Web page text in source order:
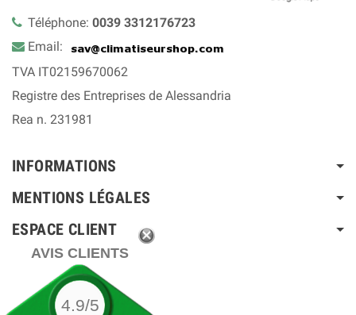
Téléphone: 0039 3312176723
Email:
TVA IT02159670062
Registre des Entreprises de Alessandria
Rea n. 231981
INFORMATIONS
MENTIONS LÉGALES
ESPACE CLIENT
AVIS CLIENTS
4.9/5